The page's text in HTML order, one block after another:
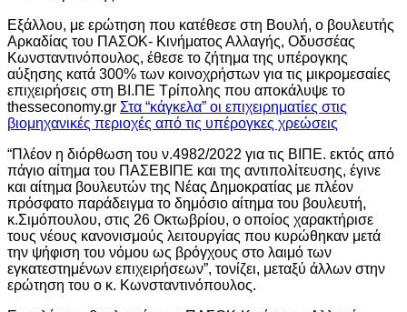
Εξάλλου, με ερώτηση που κατέθεσε στη Βουλή, ο βουλευτής
Αρκαδίας του ΠΑΣΟΚ- Κινήματος Αλλαγής, Οδυσσέας
Κωνσταντινόπουλος, έθεσε το ζήτημα της υπέρογκης
αύξησης κατά 300% των κοινοχρήστων για τις μικρομεσαίες
επιχειρήσεις στη ΒΙ.ΠΕ Τρίπολης που αποκάλυψε το
thesseconomy.gr Στα “κάγκελα” οι επιχειρηματίες στις
βιομηχανικές περιοχές από τις υπέρογκες χρεώσεις
“Πλέον η διόρθωση του ν.4982/2022 για τις ΒΙΠΕ. εκτός από
πάγιο αίτημα του ΠΑΣΕΒΙΠΕ και της αντιπολίτευσης, έγινε
και αίτημα βουλευτών της Νέας Δημοκρατίας με πλέον
πρόσφατο παράδειγμα το δημόσιο αίτημα του βουλευτή,
κ.Σιμόπουλου, στις 26 Οκτωβρίου, ο οποίος χαρακτήρισε
τους νέους κανονισμούς λειτουργίας που κυρώθηκαν μετά
την ψήφιση του νόμου ως βρόγχους στο λαιμό των
εγκατεστημένων επιχειρήσεων”, τονίζει, μεταξύ άλλων στην
ερώτηση του ο κ. Κωνσταντινόπουλος.